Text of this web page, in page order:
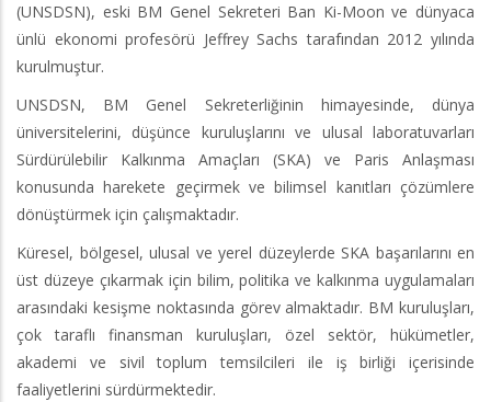
(UNSDSN), eski BM Genel Sekreteri Ban Ki-Moon ve dünyaca
ünlü ekonomi profesörü Jeffrey Sachs tarafından 2012 yılında
kurulmuştur.
UNSDSN, BM Genel Sekreterliğinin himayesinde, dünya
üniversitelerini, düşünce kuruluşlarını ve ulusal laboratuvarları
Sürdürülebilir Kalkınma Amaçları (SKA) ve Paris Anlaşması
konusunda harekete geçirmek ve bilimsel kanıtları çözümlere
dönüştürmek için çalışmaktadır.
Küresel, bölgesel, ulusal ve yerel düzeylerde SKA başarılarını en
üst düzeye çıkarmak için bilim, politika ve kalkınma uygulamaları
arasındaki kesişme noktasında görev almaktadır. BM kuruluşları,
çok taraflı finansman kuruluşları, özel sektör, hükümetler,
akademi ve sivil toplum temsilcileri ile iş birliği içerisinde
faaliyetlerini sürdürmektedir.